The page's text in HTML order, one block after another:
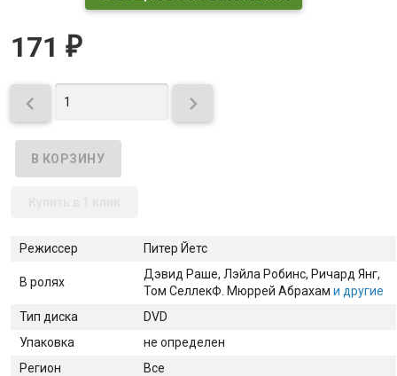
171 ₽
 
Режиссер Питер Йетс
В ролях
Дэвид Раше, Лэйла Робинс, Ричард Янг,
Том СеллекФ. Мюррей Абрахам и другие
Тип диска
DVD
Упаковка
не определен
Регион
Все